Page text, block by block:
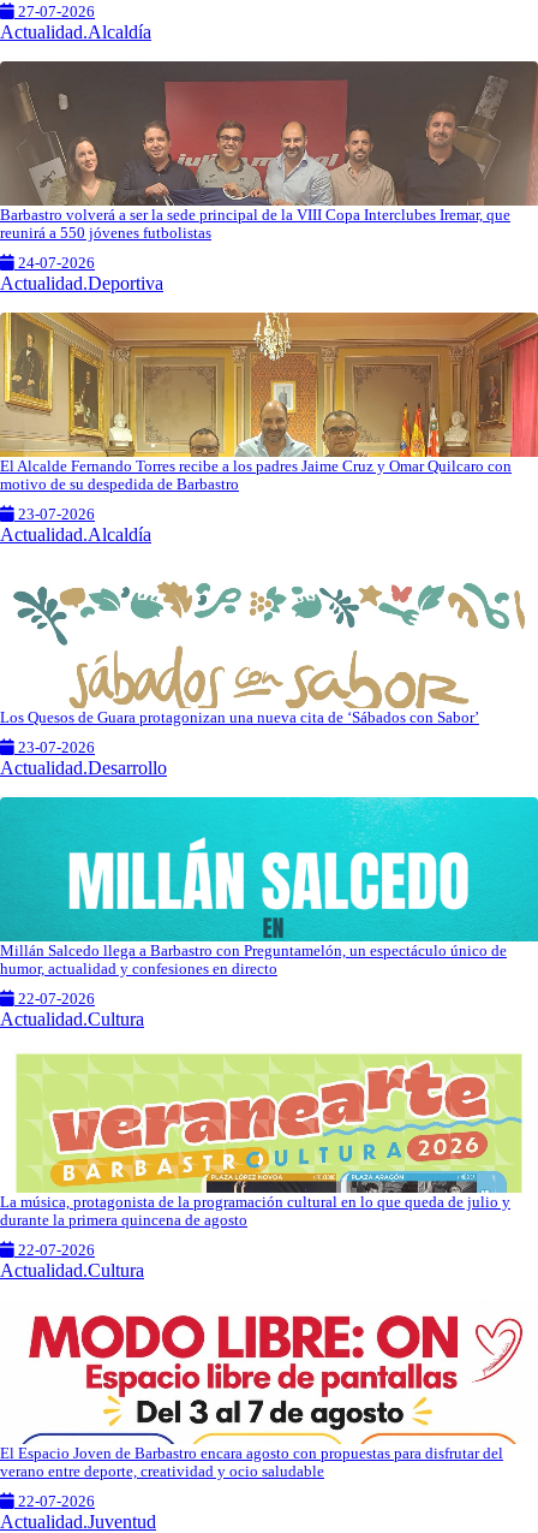
27-07-2026
Actualidad.Alcaldía
Barbastro volverá a ser la sede principal de la VIII Copa Interclubes Iremar, que
reunirá a 550 jóvenes futbolistas
24-07-2026
Actualidad.Deportiva
El Alcalde Fernando Torres recibe a los padres Jaime Cruz y Omar Quilcaro con
motivo de su despedida de Barbastro
23-07-2026
Actualidad.Alcaldía
Los Quesos de Guara protagonizan una nueva cita de ‘Sábados con Sabor’
23-07-2026
Actualidad.Desarrollo
Millán Salcedo llega a Barbastro con Preguntamelón, un espectáculo único de
humor, actualidad y confesiones en directo
22-07-2026
Actualidad.Cultura
La música, protagonista de la programación cultural en lo que queda de julio y
durante la primera quincena de agosto
22-07-2026
Actualidad.Cultura
El Espacio Joven de Barbastro encara agosto con propuestas para disfrutar del
verano entre deporte, creatividad y ocio saludable
22-07-2026
Actualidad.Juventud